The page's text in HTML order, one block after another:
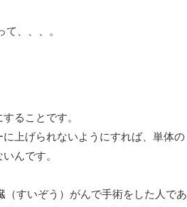
、、、。
ることです。
上げられないようにすれば、単体の
んです。
すいぞう）がんで手術をした人であ